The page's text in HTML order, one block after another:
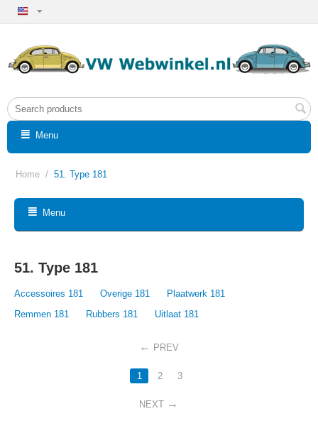
Menu
Home / 51. Type 181
Menu
51. Type 181
Accessoires 181 Overige 181
Plaatwerk 181
Remmen 181
Rubbers 181 Uitlaat 181
PREV
1 2 3
NEXT